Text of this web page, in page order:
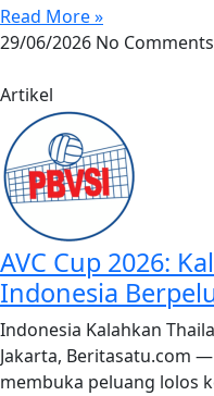
Read More »
29/06/2026 No Comments
Artikel
AVC Cup 2026:
Indonesia
Indonesia Kalahkan
Jakarta, Beritasatu.com
membuka peluang lolos